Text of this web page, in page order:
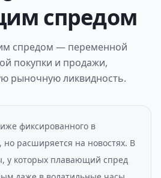
спредом
спредом — переменной
покупки и продажи,
рыночную ликвидность.
фиксированного в
расширяется на новостях. В
у которых плавающий спред